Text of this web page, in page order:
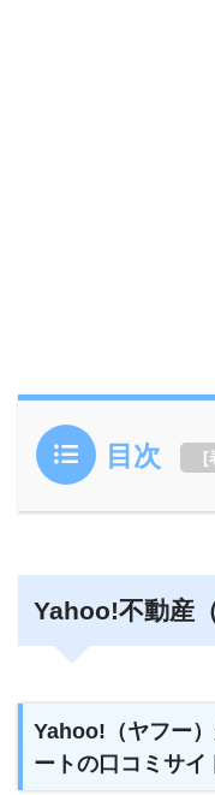
目次 [
Yahoo!不動産
Yahoo!（ヤフー
ートの口コミサイ